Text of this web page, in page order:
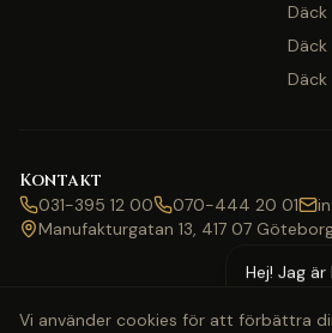
Däck
Däck
Kontakt
031-395 12 00 070-444 20 01
Manufakturgatan 13, 417 07
Hej! Jag
med pris
Vi använder cookies för att förbättra